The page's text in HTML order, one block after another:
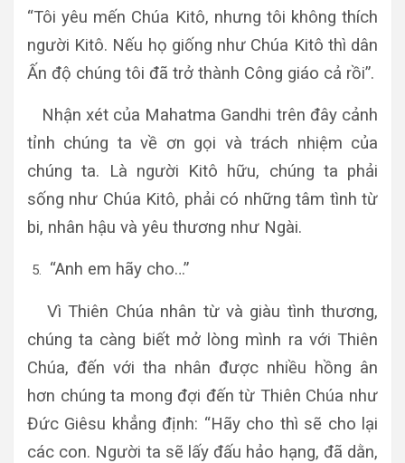
“Tôi yêu mến Chúa Kitô, nhưng tôi không thích
người Kitô. Nếu họ giống như Chúa Kitô thì dân
Ấn độ chúng tôi đã trở thành Công giáo cả rồi”.
Nhận xét của Mahatma Gandhi trên đây cảnh
tỉnh chúng ta về ơn gọi và trách nhiệm của
chúng ta. Là người Kitô hữu, chúng ta phải
sống như Chúa Kitô, phải có những tâm tình từ
bi, nhân hậu và yêu thương như Ngài.
“Anh em hãy cho…”
Vì Thiên Chúa nhân từ và giàu tình thương,
chúng ta càng biết mở lòng mình ra với Thiên
Chúa, đến với tha nhân được nhiều hồng ân
hơn chúng ta mong đợi đến từ Thiên Chúa như
Đức Giêsu khẳng định: “Hãy cho thì sẽ cho lại
các con. Người ta sẽ lấy đấu hảo hạng, đã dằn,